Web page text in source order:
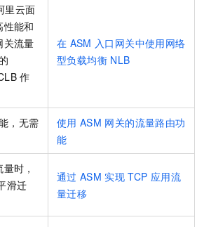
里云面
性能和
关流量
作
在 ASM 入口网关中使用网络
型负载均衡 NLB
，无需
使用 ASM 网关的流量路由功
能
时，
滑迁
通过 ASM 实现 TCP 应用流
量迁移
超强辅助，Bolt.diy 一步搞定创意建站
通过自然语言交互简化开发流程,全栈开发支持